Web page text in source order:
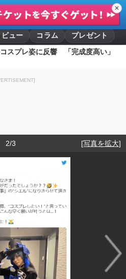
✕
ュー コラム
プレゼント
スプレ姿に反響 「完成度高い」
2/3 [写真を拡大]